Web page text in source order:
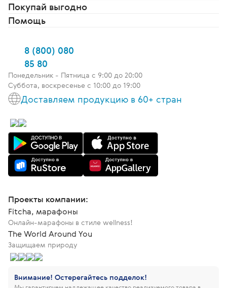
Покупай выгодно
Помощь
8 (800) 080
85 80
Понедельник - Пятница c 9:00 до 20:00
Суббота, воскресенье с 10:00 до 19:00
Доставляем продукцию в 60+ стран
Проекты компании:
Fitcha, марафоны
Онлайн-марафоны в стиле wellness!
The World Around You
Защищаем природу
Внимание! Остерегайтесь подделок!